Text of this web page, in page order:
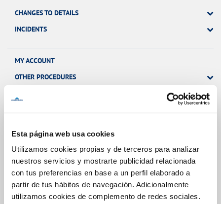
Esta página web usa cookies
Utilizamos cookies propias y de terceros para analizar
nuestros servicios y mostrarte publicidad relacionada
con tus preferencias en base a un perfil elaborado a
partir de tus hábitos de navegación. Adicionalmente
utilizamos cookies de complemento de redes sociales.
CHANGES TO DETAILS
INCIDENTS
MY ACCOUNT
OTHER PROCEDURES
ABOUT YOUR BILLING
CUSTOMER SERVICES
SERVICE COMMITMENT